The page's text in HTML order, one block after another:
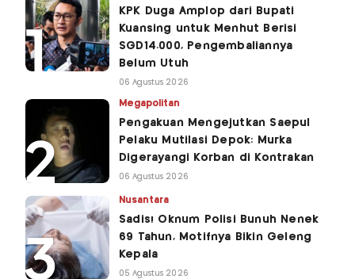
KPK Duga Amplop dari Bupati
Kuansing untuk Menhut Berisi
SGD14.000, Pengembaliannya
Belum Utuh
06 Agustus 2026
Megapolitan
Pengakuan Mengejutkan Saepul
Pelaku Mutilasi Depok: Murka
Digerayangi Korban di Kontrakan
06 Agustus 2026
Nusantara
Sadis! Oknum Polisi Bunuh Nenek
69 Tahun, Motifnya Bikin Geleng
Kepala
05 Agustus 2026